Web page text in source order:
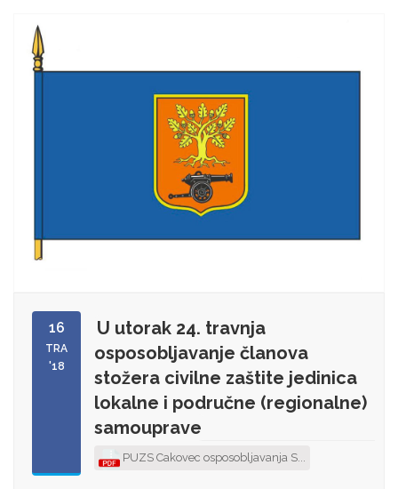
16
TRA
'18
U utorak 24. travnja
osposobljavanje članova
stožera civilne zaštite jedinica
lokalne i područne (regionalne)
samouprave
PUZS Cakovec osposobljavanja S...